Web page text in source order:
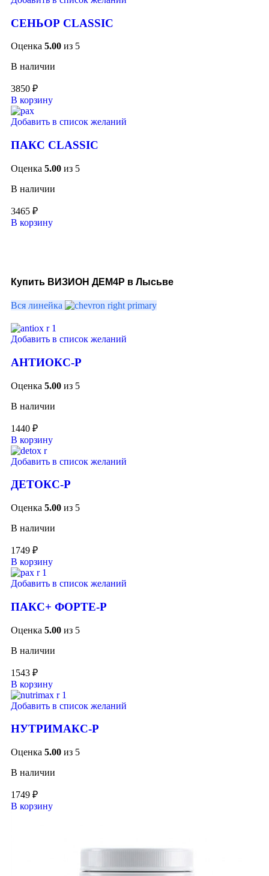
СЕНЬОР CLASSIC
Оценка 5.00 из 5
В наличии
3850 ₽
В корзину
Добавить в список желаний
ПАКС CLASSIC
Оценка 5.00 из 5
В наличии
3465 ₽
В корзину
Купить ВИЗИОН ДЕМ4Р в Лысьве
Вся линейка
Добавить в список желаний
АНТИОКС-Р
Оценка 5.00 из 5
В наличии
1440 ₽
В корзину
Добавить в список желаний
ДЕТОКС-Р
Оценка 5.00 из 5
В наличии
1749 ₽
В корзину
Добавить в список желаний
ПАКС+ ФОРТЕ-Р
Оценка 5.00 из 5
В наличии
1543 ₽
В корзину
Добавить в список желаний
НУТРИМАКС-Р
Оценка 5.00 из 5
В наличии
1749 ₽
В корзину